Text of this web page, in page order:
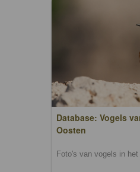
Database: Vogels
Oosten
Foto's van vogels in